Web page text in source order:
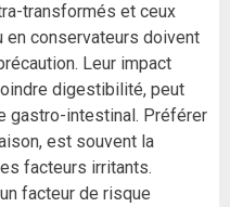
transformés et ceux
conservateurs doivent
Leur impact
digestibilité, peut
gastro-intestinal. Préférer
est souvent la
facteurs irritants.
facteur de risque